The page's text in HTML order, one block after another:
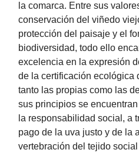
la comarca. Entre sus
conservación del viñedo
protección del paisaje y el
biodiversidad, todo ello
excelencia en la expresión
de la certificación ecológica
tanto las propias como las
sus principios se
la responsabilidad social, a
pago de la uva justo y de la
vertebración del tejido